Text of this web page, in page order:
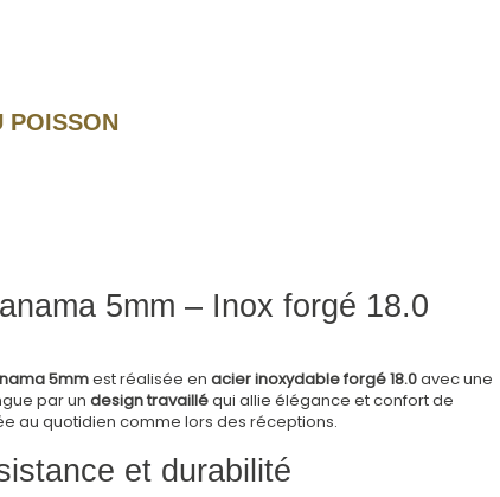
POISSON
5mm – Inox forgé 18.0
5mmest réalisée en acier inoxydable forgé 18.0avec une
par un design travailléqui allie élégance et confort de
au quotidien comme lors des réceptions.
et durabilité